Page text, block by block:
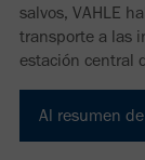
salvos, VAHLE
transporte a las
estación central
Al resumen